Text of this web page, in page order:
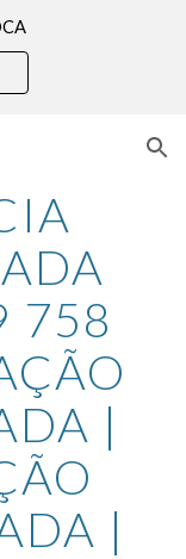
758
|
|